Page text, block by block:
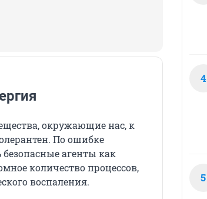
окружающие нас, к
По ошибке
агенты как
количество процессов,
воспаления.
4
5